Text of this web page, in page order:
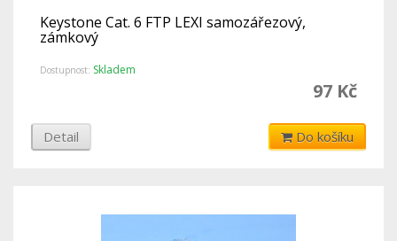
Keystone Cat. 6 FTP LEXI samozářezový,
zámkový
Dostupnost: Skladem
97 Kč
Detail Do košíku